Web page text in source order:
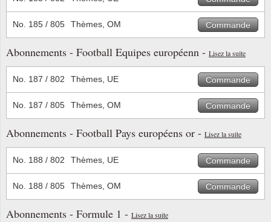
No. 185 / 805 Thèmes, OM Commande
Abonnements - Football Equipes européenn - Lisez la suite
No. 187 / 802 Thèmes, UE Commande
No. 187 / 805 Thèmes, OM Commande
Abonnements - Football Pays européens or - Lisez la suite
No. 188 / 802 Thèmes, UE Commande
No. 188 / 805 Thèmes, OM Commande
Abonnements - Formule 1 - Lisez la suite